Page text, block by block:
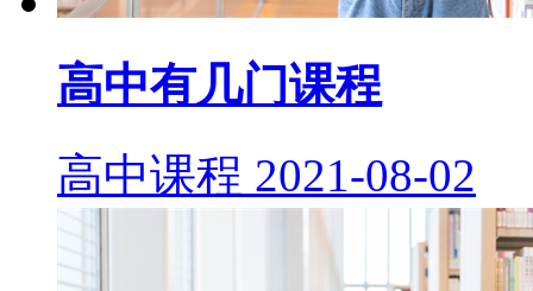
高中有几门课程
高中课程 2021-08-02